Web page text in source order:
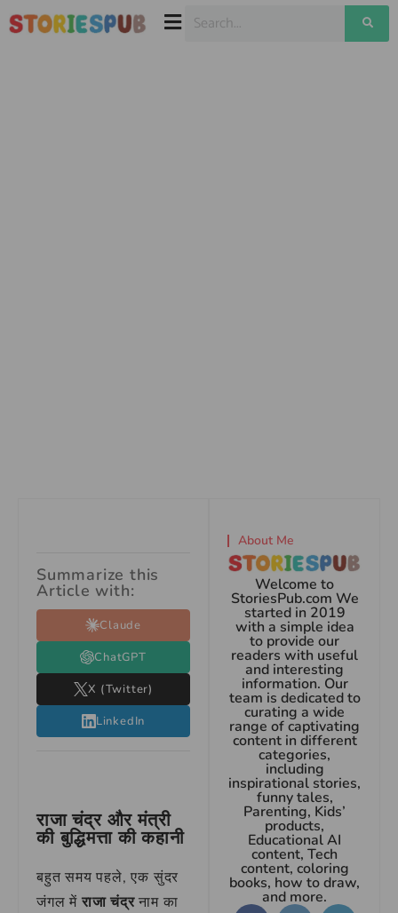
Summarize this
Article with:
Claude
ChatGPT
X (Twitter)
LinkedIn
राजा चंद्र और मंत्री
की बुद्धिमत्ता की कहानी
बहुत समय पहले, एक सुंदर
जंगल में राजा चंद्रनाम का
About Me
Welcome to
StoriesPub.com We
started in 2019
with a simple idea
to provide our
readers with useful
and interesting
information. Our
team is dedicated to
curating a wide
range of captivating
content in different
categories,
including
inspirational stories,
funny tales,
Parenting, Kids’
products,
Educational AI
content, Tech
content, coloring
books, how to draw,
and more.